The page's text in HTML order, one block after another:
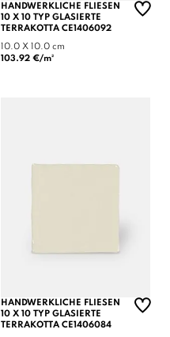
HANDWERKLICHE FLIESEN
10 X 10 TYP GLASIERTE
TERRAKOTTA CE1406092
10.0 X 10.0 cm
103.92 €/m²
HANDWERKLICHE FLIESEN
10 X 10 TYP GLASIERTE
TERRAKOTTA CE1406084